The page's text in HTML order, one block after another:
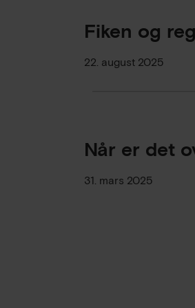
Fiken og
22. august 2025
Når er det
31. mars 2025